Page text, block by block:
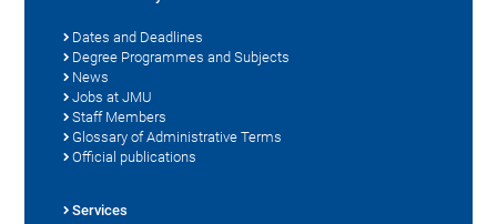
Dates and Deadlines
Degree Programmes and Subjects
News
Jobs at JMU
Staff Members
Glossary of Administrative Terms
Official publications
Services